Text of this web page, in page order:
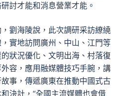
討才能和消息營業才能。
劉海陵說，此次調研采訪繚繞
實地訪問廣州、中山、江門等
狀況優化、文明出海、村落復
容，應用融媒體技巧手腕，講
事，傳遞廣東在推動中國式古
決計，“全國主流媒體也會借